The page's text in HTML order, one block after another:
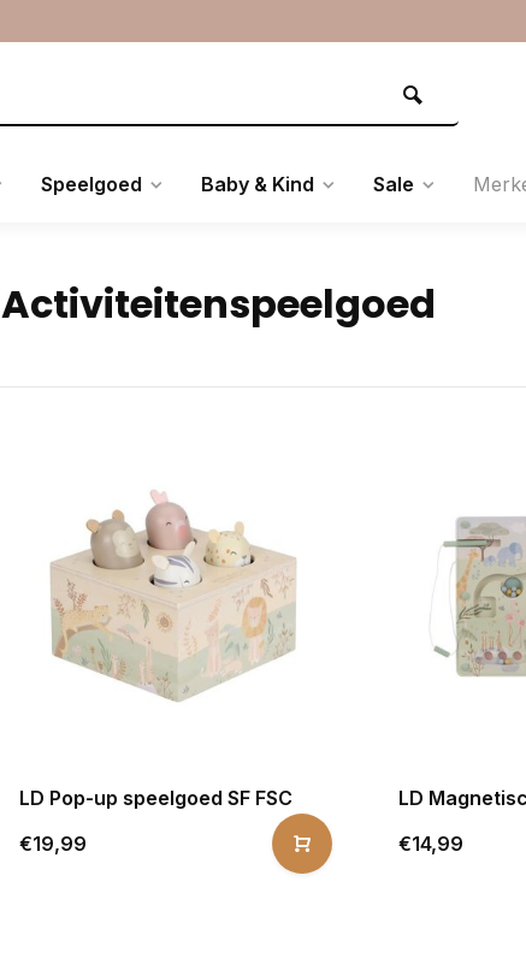
Speelgoed Baby & Kind Sale
Activiteitenspeelgoed
LD Pop-up speelgoed SF FSC
€19,99
LD
€14,99